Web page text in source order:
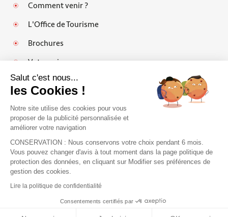
Comment venir ?
L'Office de Tourisme
Brochures
Votre avis
Mentions légales
Politique de protection des données personnelles et cookies
Espace pro
FAQ
Salut c'est nous...
les Cookies !
Notre site utilise des cookies pour vous
proposer de la publicité personnalisée et
améliorer votre navigation
CONSERVATION : Nous conservons votre choix pendant 6 mois.
Vous pouvez changer d'avis à tout moment dans la page politique de
protection des données, en cliquant sur Modifier ses préférences de
gestion des cookies.
Lire la politique de confidentialité
Consentements certifiés par
J'accepte de recevoir le guide et vos